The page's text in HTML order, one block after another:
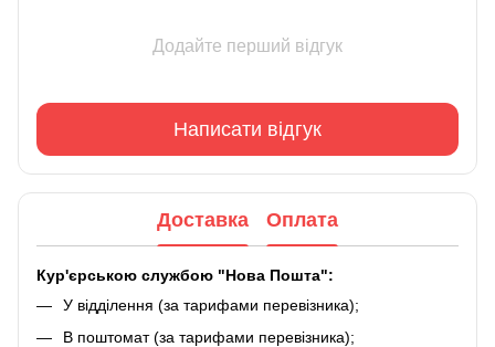
Додайте перший відгук
Написати відгук
Доставка Оплата
Кур'єрською службою "Нова Пошта":
У відділення (за тарифами перевізника);
В поштомат (за тарифами перевізника);